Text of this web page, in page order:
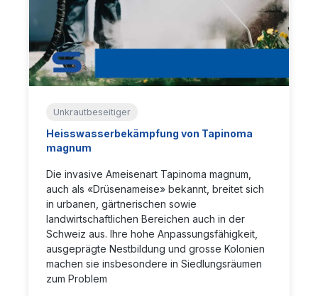
Unkrautbeseitiger
Heisswasserbekämpfung von Tapinoma
magnum
Die invasive Ameisenart Tapinoma magnum,
auch als «Drüsenameise» bekannt, breitet sich
in urbanen, gärtnerischen sowie
landwirtschaftlichen Bereichen auch in der
Schweiz aus. Ihre hohe Anpassungsfähigkeit,
ausgeprägte Nestbildung und grosse Kolonien
machen sie insbesondere in Siedlungsräumen
zum Problem